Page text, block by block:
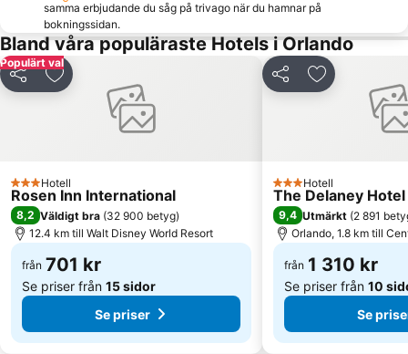
Winter Park
FBC Mortgage Stadium
samma erbjudande du såg på trivago när du hamnar på
bokningssidan.
Bland våra populäraste Hotels i Orlando
Populärt val
Dela Lägg till i Mina Favoriter
3 Stjärnor
Hotell
Rosen Inn International
8,2 Väldigt bra (32 900 betyg)
12.4 km till Walt Disney World Resort
från 701 kr
Se priser från 15 sidor
Se priser
Dela Lägg till i
3 Stjärnor
Hotell
The Delaney Hotel
9,4 Utmärkt (2 891
Orlando, 1.8 km till
från 1 310 kr
Se priser från 10
Se